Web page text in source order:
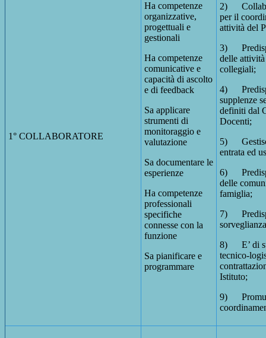
1° COLLABORATORE
Ha competenze
organizzative,
progettuali e
gestionali
Ha competenze
comunicative e
capacità di ascolto
e di feedback
Sa applicare
strumenti di
monitoraggio e
valutazione
Sa documentare le
esperienze
Ha competenze
professionali
specifiche
connesse con la
funzione
Sa pianificare e
programmare
2)
per il
attività del
3)
delle
collegiali;
4)
supplenze
definiti dal
Docenti;
5)
entrata ed
6)
delle
famiglia;
7)
8) E’ di
tecnico-
Istituto;
9)